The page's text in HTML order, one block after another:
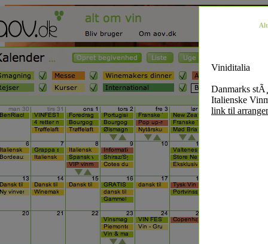
Viniditalia
Danmarks
Italienske
link til